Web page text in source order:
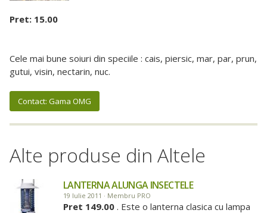
Pret: 15.00
Cele mai bune soiuri din speciile : cais, piersic, mar, par, prun,
gutui, visin, nectarin, nuc.
Contact: Gama OMG
Alte produse din Altele
LANTERNA ALUNGA INSECTELE
19 Iulie 2011 · Membru PRO
Pret 149.00 . Este o lanterna clasica cu lampa